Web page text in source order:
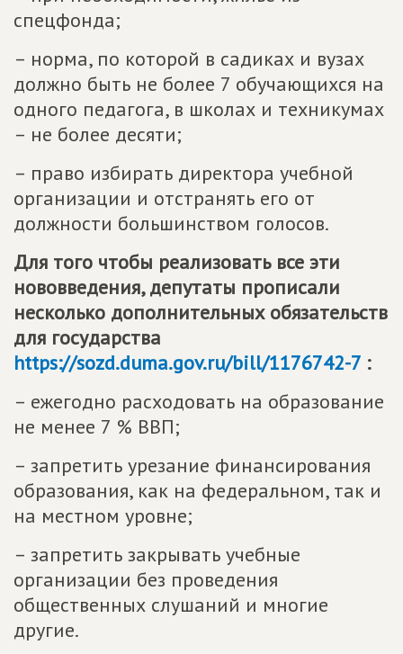
спецфонда;
– норма, по которой в садиках и вузах
должно быть не более 7 обучающихся на
одного педагога, в школах и техникумах
– не более десяти;
– право избирать директора учебной
организации и отстранять его от
должности большинством голосов.
Для того чтобы реализовать все эти
нововведения, депутаты прописали
несколько дополнительных обязательств
для государства
https://sozd.duma.gov.ru/bill/1176742-7 :
– ежегодно расходовать на образование
не менее 7 % ВВП;
– запретить урезание финансирования
образования, как на федеральном, так и
на местном уровне;
– запретить закрывать учебные
организации без проведения
общественных слушаний и многие
другие.